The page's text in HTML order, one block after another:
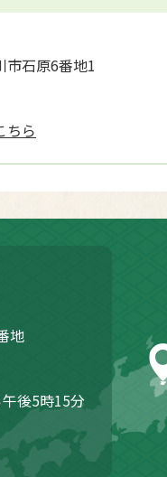
市石原6番地1
ちら
地
後5時15分